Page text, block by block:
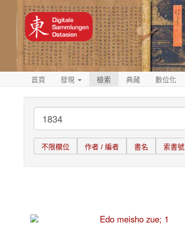
首頁 發現 檢索 典藏 數位化
不限欄位 作者 / 編者 書名 索書號
Edo meisho zue; 1